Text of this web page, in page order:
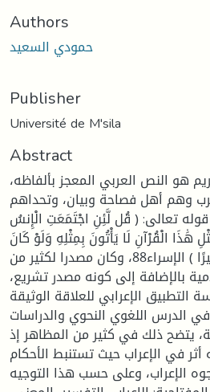
Authors
حمودي السعيد
Publisher
Université de M'sila
Abstract
هو النص العربي المعجز بألفاظه،
وهم أهل فصاحة وبيان، وتحداهم
قوله تعالى: ﴿ قُل لَّئِنِ اجْتَمَعَتِ الْإِنسُ
هَٰذَا الْقُرْآنِ لَا يَأْتُونَ بِمِثْلِهِ وَلَوْ كَانَ
بَعْضُهُمْ لِبَعْضٍ ظَهِيرًا ﴾ الإسراء88، وكان مصدرا لكثير من
بالإضافة إلى كونه مصدر تشريع،
التطبيق الإعرابي للعلاقة الوثيقة
في الدرس اللغوي النحوي والدراسات
يتضح ذلك في كثير من المظاهر إذ
في الإعراب حيث تستنبط الأحكام
الإعراب، وعلى حسب هذا التوجيه